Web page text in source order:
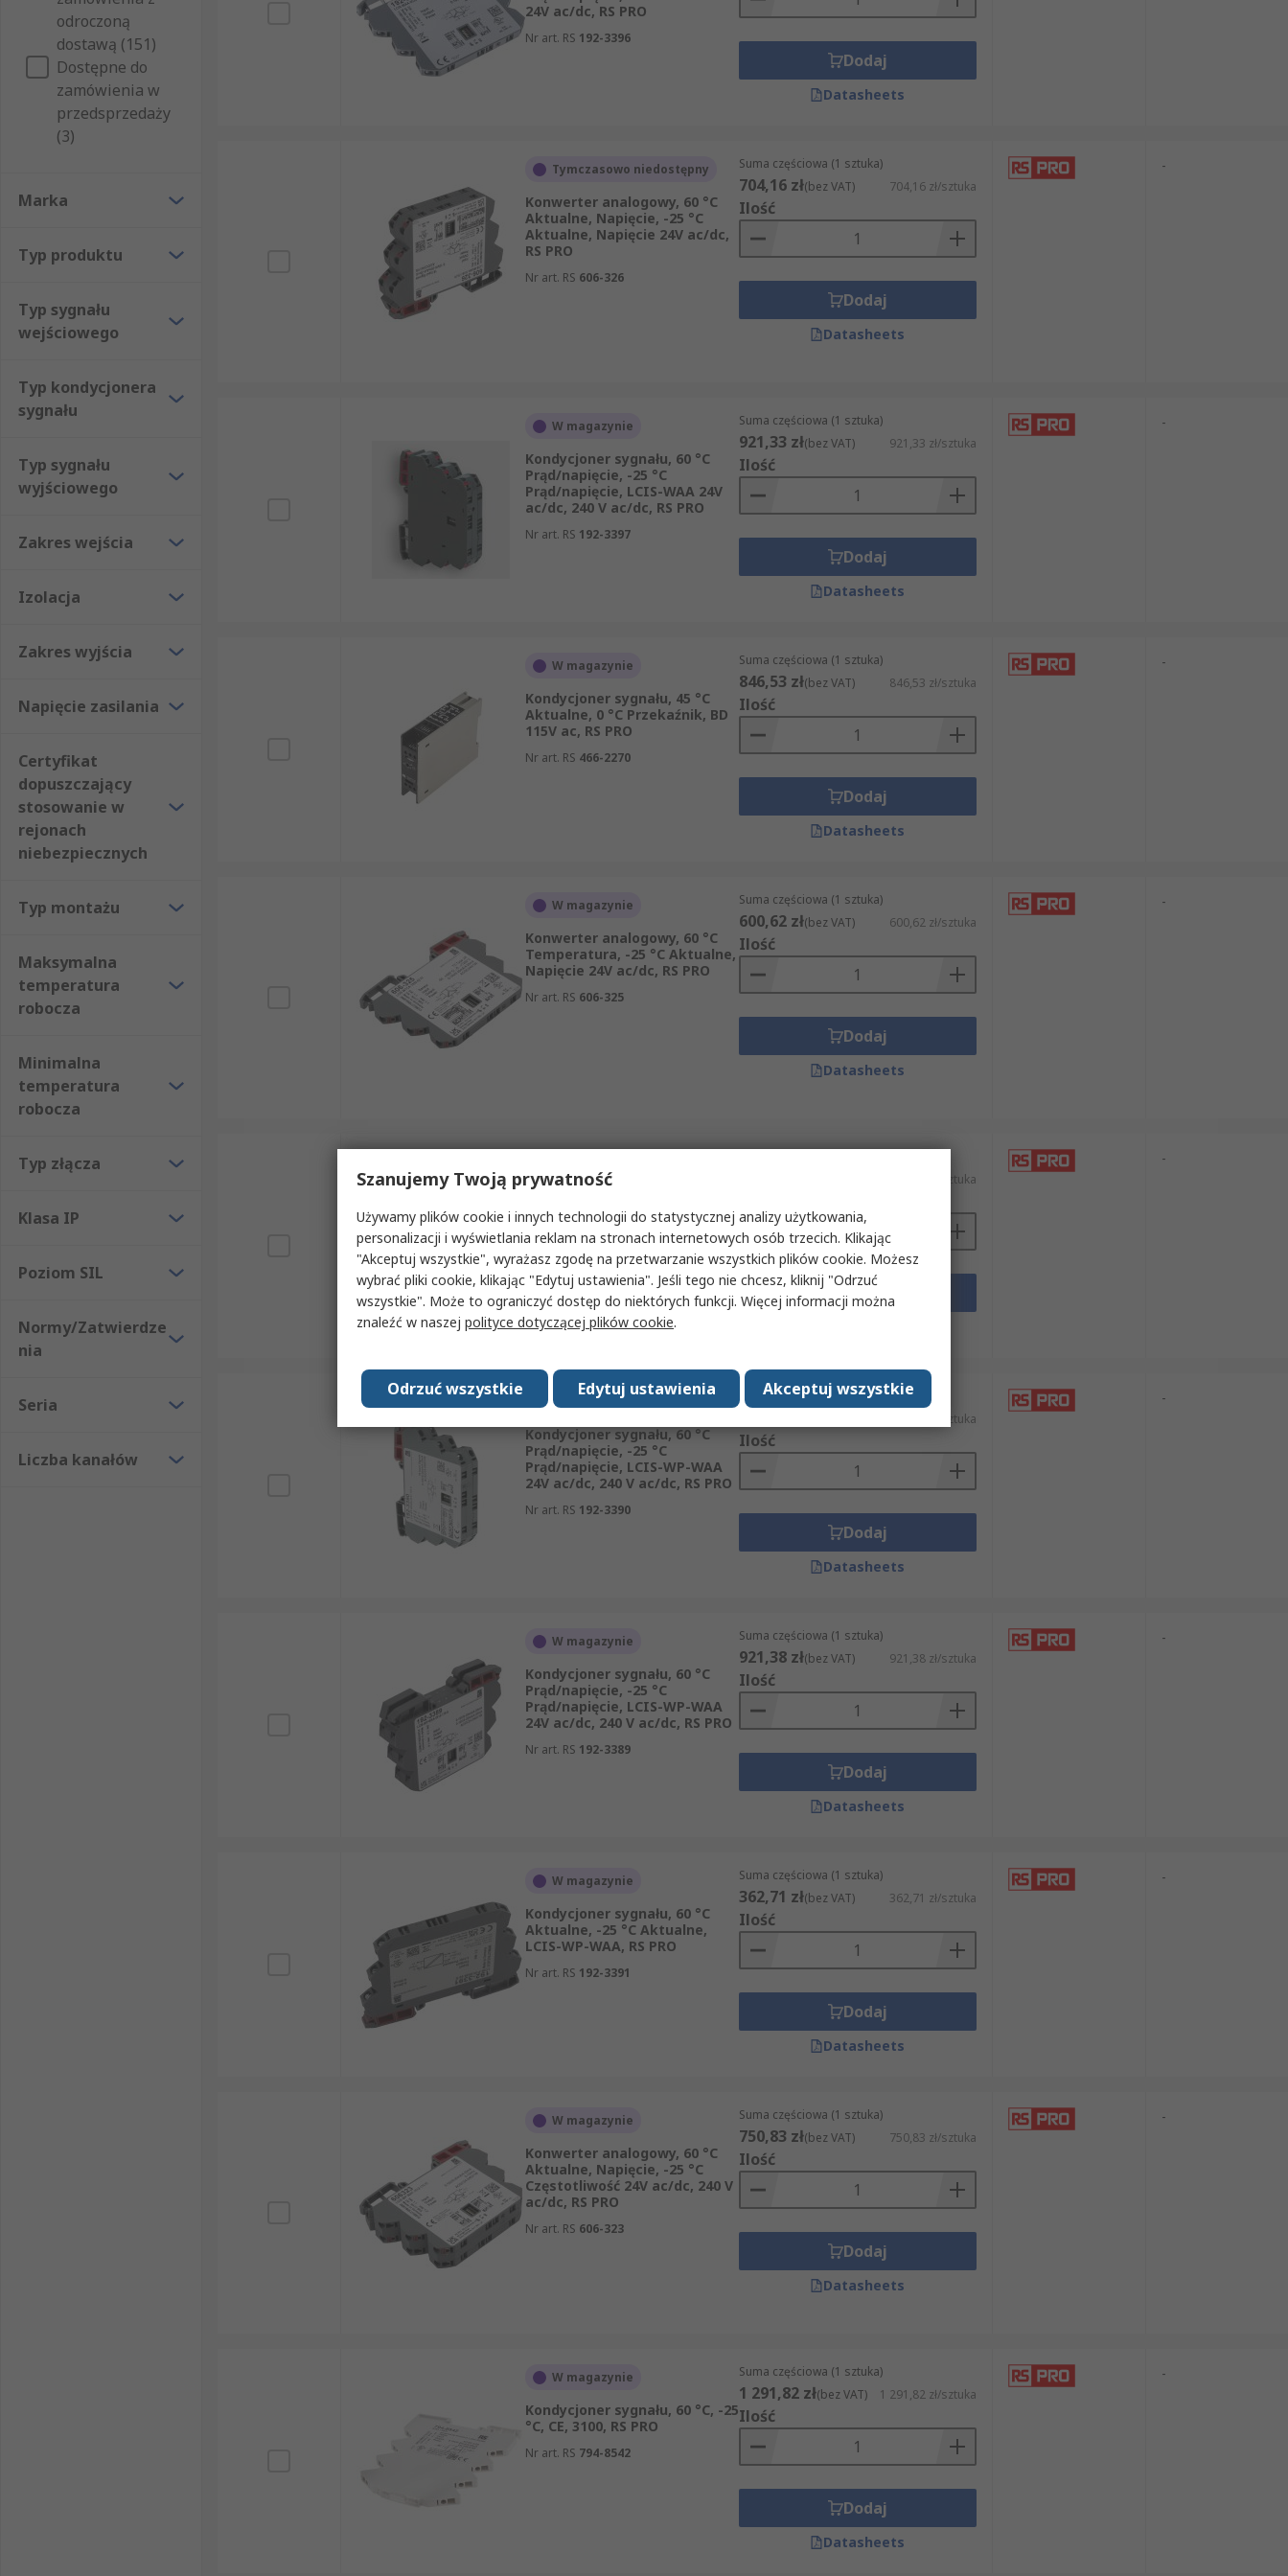
odroczoną
dostawą (151)
Dostępne do
zamówienia w
przedsprzedaży
(3)
Marka
Typ produktu
Typ sygnału
wejściowego
Typ kondycjonera
sygnału
Typ sygnału
wyjściowego
Zakres wejścia
Izolacja
Zakres wyjścia
Napięcie zasilania
Certyfikat
dopuszczający
stosowanie w
rejonach
niebezpiecznych
Typ montażu
Maksymalna
temperatura
robocza
Minimalna
temperatura
robocza
Typ złącza
Klasa IP
Poziom SIL
Normy/Zatwierdze
nia
Seria
Liczba kanałów
24V ac/dc, RS PRO
Nr art. RS 192-3396
Dodaj
Datasheets
Tymczasowo niedostępny
Konwerter analogowy, 60 °C
Aktualne, Napięcie, -25 °C
Aktualne, Napięcie 24V ac/dc,
RS PRO
Nr art. RS 606-326
Suma częściowa (1 sztuka)
704,16 zł(bez VAT) 704,16 zł/sztuka
Ilość
Dodaj
Datasheets
-
W magazynie
Kondycjoner sygnału, 60 °C
Prąd/napięcie, -25 °C
Prąd/napięcie, LCIS-WAA 24V
ac/dc, 240 V ac/dc, RS PRO
Nr art. RS 192-3397
Suma częściowa (1 sztuka)
921,33 zł(bez VAT) 921,33 zł/sztuka
Ilość
Dodaj
Datasheets
-
W magazynie
Kondycjoner sygnału, 45 °C
Aktualne, 0 °C Przekaźnik, BD
115V ac, RS PRO
Nr art. RS 466-2270
Suma częściowa (1 sztuka)
846,53 zł(bez VAT) 846,53 zł/sztuka
Ilość
Dodaj
Datasheets
-
W magazynie
Konwerter analogowy, 60 °C
Temperatura, -25 °C Aktualne,
Napięcie 24V ac/dc, RS PRO
Nr art. RS 606-325
Suma częściowa (1 sztuka)
600,62 zł(bez VAT) 600,62 zł/sztuka
Ilość
Dodaj
Datasheets
-
Przekaźnik Prąd/napięcie 5V,
RS PRO
Nr art. RS 325-331
3,73 zł/sztuka
Dodaj
-
W magazynie
Kondycjoner sygnału, 60 °C
Prąd/napięcie, -25 °C
Prąd/napięcie, LCIS-WP-WAA
24V ac/dc, 240 V ac/dc, RS PRO
Nr art. RS 192-3390
Suma częściowa (1 sztuka)
1 093,19 zł/sztuka
Ilość
Dodaj
Datasheets
-
W magazynie
Kondycjoner sygnału, 60 °C
Prąd/napięcie, -25 °C
Prąd/napięcie, LCIS-WP-WAA
24V ac/dc, 240 V ac/dc, RS PRO
Nr art. RS 192-3389
Suma częściowa (1 sztuka)
921,38 zł(bez VAT) 921,38 zł/sztuka
Ilość
Dodaj
Datasheets
-
W magazynie
Kondycjoner sygnału, 60 °C
Aktualne, -25 °C Aktualne,
LCIS-WP-WAA, RS PRO
Nr art. RS 192-3391
Suma częściowa (1 sztuka)
362,71 zł(bez VAT) 362,71 zł/sztuka
Ilość
Dodaj
Datasheets
-
W magazynie
Konwerter analogowy, 60 °C
Aktualne, Napięcie, -25 °C
Częstotliwość 24V ac/dc, 240 V
ac/dc, RS PRO
Nr art. RS 606-323
Suma częściowa (1 sztuka)
750,83 zł(bez VAT) 750,83 zł/sztuka
Ilość
Dodaj
Datasheets
-
W magazynie
Kondycjoner sygnału, 60 °C, -25
°C, CE, 3100, RS PRO
Nr art. RS 794-8542
Suma częściowa (1 sztuka)
1 291,82 zł(bez VAT) 1 291,82 zł/sztuka
Ilość
Dodaj
Datasheets
-
Szanujemy Twoją prywatność
Używamy plików cookie i innych technologii do statystycznej analizy użytkowania,
personalizacji i wyświetlania reklam na stronach internetowych osób trzecich. Klikając
"Akceptuj wszystkie", wyrażasz zgodę na przetwarzanie wszystkich plików cookie. Możesz
wybrać pliki cookie, klikając "Edytuj ustawienia". Jeśli tego nie chcesz, kliknij "Odrzuć
wszystkie". Może to ograniczyć dostęp do niektórych funkcji. Więcej informacji można
znaleźć w naszej polityce dotyczącej plików cookie.
Akceptuj wszystkie
Edytuj ustawienia
Odrzuć wszystkie